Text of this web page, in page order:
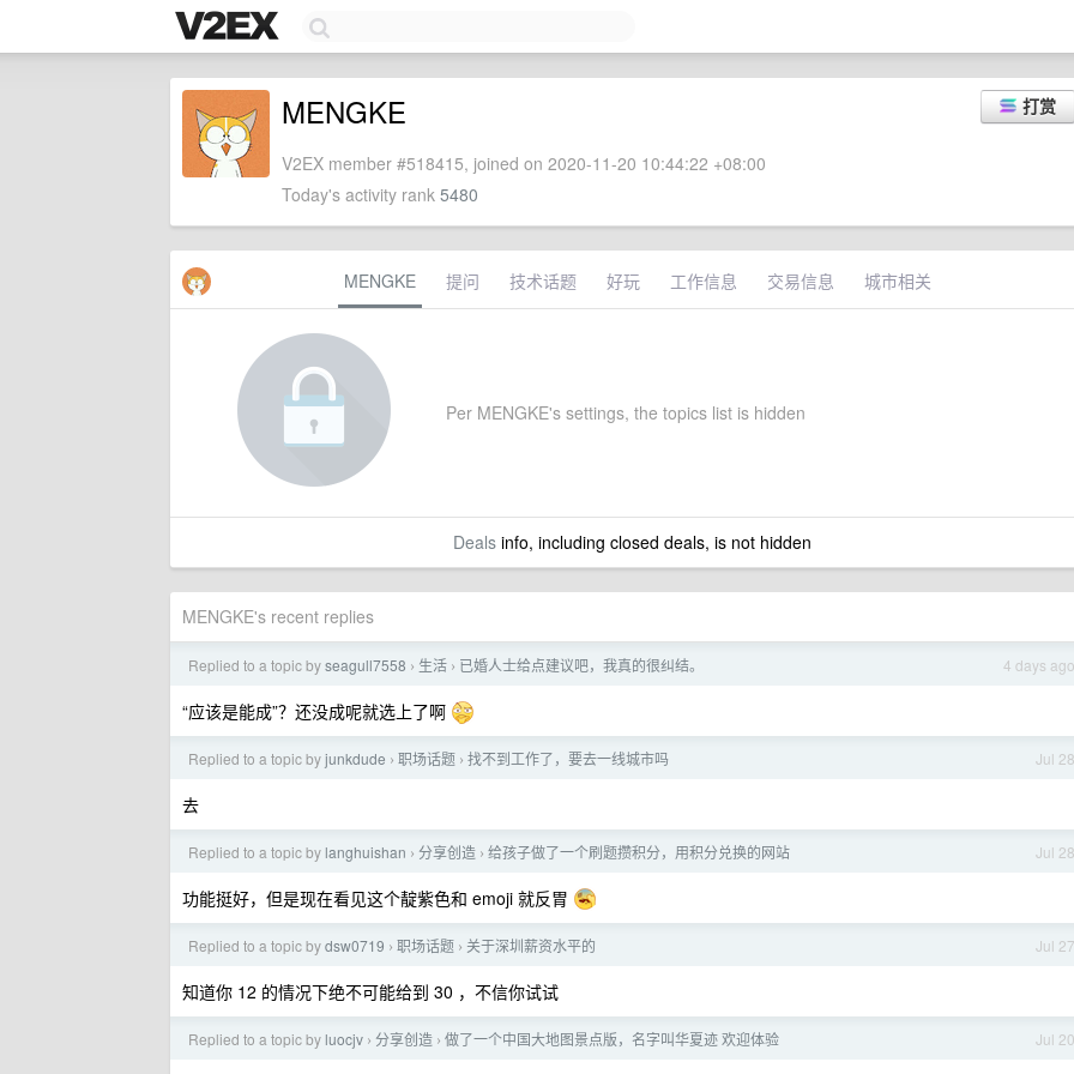
打赏
MENGKE
V2EX member #518415, joined on 2020-11-20 10:44:22 +08:00
Today's activity rank 5480
MENGKE 提问 技术话题 好玩 工作信息 交易信息 城市相关
Per MENGKE's settings, the topics list is hidden
Dealsinfo, including closed deals, is not hidden
MENGKE's recent replies
4 days ago
Replied to a topic byseagull7558 › 生活 › 已婚人士给点建议吧，我真的很纠结。
“应该是能成”？还没成呢就选上了啊
Jul 28
Replied to a topic byjunkdude › 职场话题 › 找不到工作了，要去一线城市吗
去
Jul 28
Replied to a topic by langhuishan › 分享创造 › 给孩子做了一个刷题攒积分，用积分兑换的网站
功能挺好，但是现在看见这个靛紫色和 emoji 就反胃
Jul 27
Replied to a topic bydsw0719 › 职场话题 › 关于深圳薪资水平的
知道你 12 的情况下绝不可能给到 30 ，不信你试试
Jul 20
Replied to a topic by luocjv › 分享创造 › 做了一个中国大地图景点版，名字叫华夏迹 欢迎体验